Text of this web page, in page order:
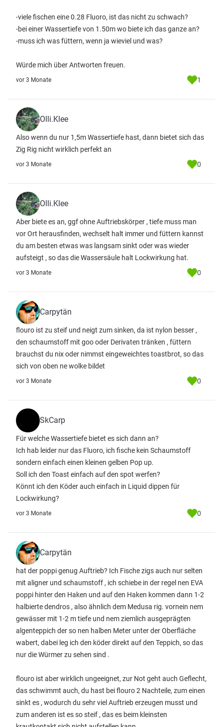
-viele fischen eine 0.28 Fluoro, ist das nicht zu schwach?
-bei einer Wassertiefe von 1.50m wo biete ich das ganze an?
-muss ich was füttern, wenn ja wieviel und was?
Würde mich über Antworten freuen.
vor 3 Monate 1
Olli.Klee
Also wenn du nur 1,5m Wassertiefe hast, dann bietet sich das
Zig Rig nicht wirklich perfekt an
vor 3 Monate 0
Olli.Klee
Aber biete es an, ggf ohne Auftriebskörper , tiefe muss man
vor Ort herausfinden, wechselt halt immer und füttern kannst
du am besten etwas was langsam sinkt oder was wieder
aufsteigt , so das die Wassersäule halt Lockwirkung hat.
vor 3 Monate 0
Carpytän
flouro ist zu steif und neigt zum sinken, da ist nylon besser ,
den schaumstoff mit goo oder Derivaten tränken , füttern
brauchst du nix oder nimmst eingeweichtes toastbrot, so das
sich von oben ne wolke bildet
vor 3 Monate 0
SkCarp
Für welche Wassertiefe bietet es sich dann an?
Ich hab leider nur das Fluoro, ich fische kein Schaumstoff
sondern einfach einen kleinen gelben Pop up.
Soll ich den Toast einfach auf den spot werfen?
Könnt ich den Köder auch einfach in Liquid dippen für
Lockwirkung?
vor 3 Monate 0
Carpytän
hat der poppi genug Auftrieb? Ich Fische zigs auch nur selten
mit aligner und schaumstoff , ich schiebe in der regel nen EVA
poppi hinter den Haken und auf den Haken kommen dann 1-2
halbierte dendros , also ähnlich dem Medusa rig. vornein nem
gewässer mit 1-2 m tiefe und nem ziemlich ausgeprägten
algenteppich der so nen halben Meter unter der Oberfläche
wabert, dabei leg ich den köder direkt auf den Teppich, so das
nur die Würmer zu sehen sind .
flouro ist aber wirklich ungeeignet, zur Not geht auch Geflecht,
das schwimmt auch, du hast bei flouro 2 Nachteile, zum einen
sinkt es , wodurch du sehr viel Auftrieb erzeugen musst und
zum anderen ist es so steif , das es beim kleinsten